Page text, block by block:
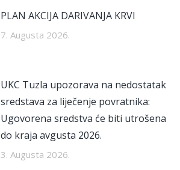
PLAN AKCIJA DARIVANJA KRVI
7. Augusta 2026.
UKC Tuzla upozorava na nedostatak
sredstava za liječenje povratnika:
Ugovorena sredstva će biti utrošena
do kraja avgusta 2026.
3. Augusta 2026.